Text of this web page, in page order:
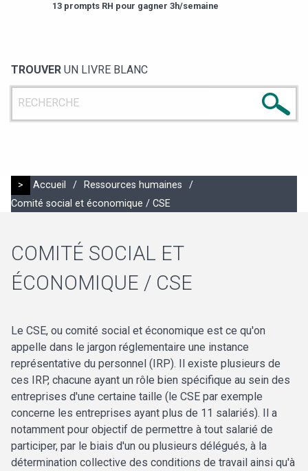
13 prompts RH pour gagner 3h/semaine
TROUVER UN LIVRE BLANC
> Accueil / Ressources humaines
/
Comité social et économique / CSE
COMITÉ SOCIAL ET
ÉCONOMIQUE / CSE
Le CSE, ou comité social et économique est ce qu'on
appelle dans le jargon réglementaire une instance
représentative du personnel (IRP). Il existe plusieurs de
ces IRP, chacune ayant un rôle bien spécifique au sein des
entreprises d'une certaine taille (le CSE par exemple
concerne les entreprises ayant plus de 11 salariés). Il a
notamment pour objectif de permettre à tout salarié de
participer, par le biais d'un ou plusieurs délégués, à la
détermination collective des conditions de travail ainsi qu'à